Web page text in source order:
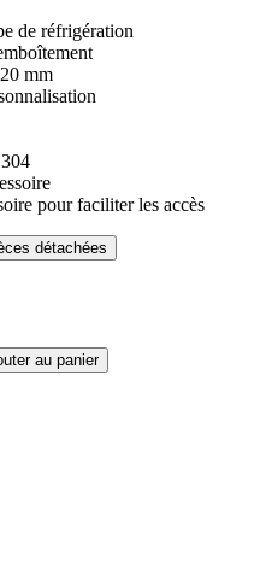
de réfrigération
mm
pour faciliter les accès
détachées
au panier